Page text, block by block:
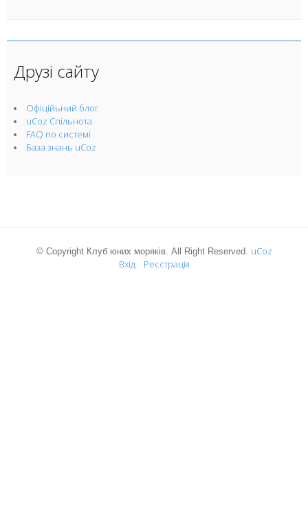
Друзі сайту
Офіційьний блог
uCoz Спільнота
FAQ по системі
База знань uCoz
© Copyright Клуб юних моряків. All Right Reserved. uCoz
Вхід
Реєстрація